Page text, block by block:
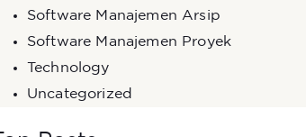
Software Manajemen Arsip
Software Manajemen Proyek
Technology
Uncategorized